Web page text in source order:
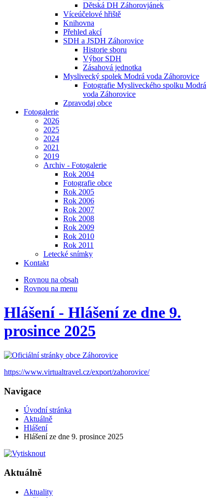
Dětská DH Záhorovjánek
Víceúčelové hřiště
Knihovna
Přehled akcí
SDH a JSDH Záhorovice
Historie sboru
Výbor SDH
Zásahová jednotka
Myslivecký spolek Modrá voda Záhorovice
Fotografie Mysliveckého spolku Modrá
voda Záhorovice
Zpravodaj obce
Fotogalerie
2026
2025
2024
2021
2019
Archiv - Fotogalerie
Rok 2004
Fotografie obce
Rok 2005
Rok 2006
Rok 2007
Rok 2008
Rok 2009
Rok 2010
Rok 2011
Letecké snímky
Kontakt
Rovnou na obsah
Rovnou na menu
Hlášení - Hlášení ze dne 9.
prosince 2025
https://www.virtualtravel.cz/export/zahorovice/
Navigace
Úvodní stránka
Aktuálně
Hlášení
Hlášení ze dne 9. prosince 2025
Aktuálně
Aktuality